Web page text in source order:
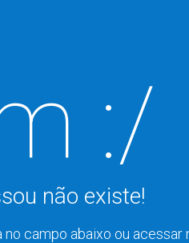
:/
não existe!
campo abaixo ou acessar